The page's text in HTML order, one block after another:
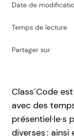
Date de
Temps de lecture
Partager sur
Class´Code
avec des
diverses :